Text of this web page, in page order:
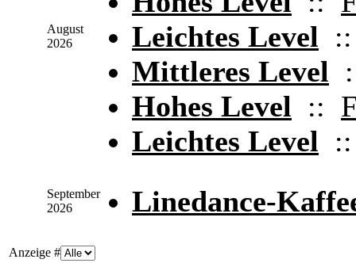
August
2026
Leichtes Level
Mittleres Level
Hohes Level ::
Leichtes Level
September
2026
Linedance-
Anzeige #